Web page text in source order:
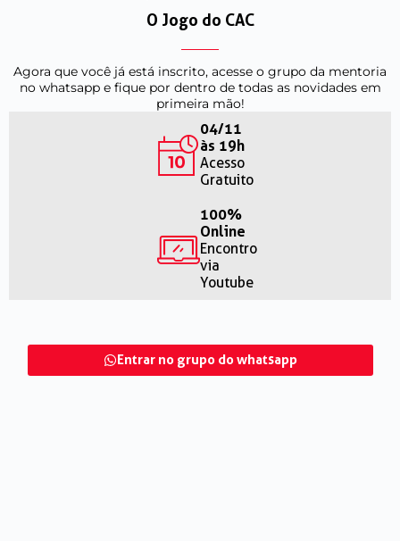
O Jogo do CAC
Agora que você já está inscrito, acesse o grupo da mentoria
no whatsapp e fique por dentro de todas as novidades em
primeira mão!
04/11
às 19h
Acesso
Gratuito
100%
Online
Encontro
via
Youtube
Entrar no grupo do whatsapp